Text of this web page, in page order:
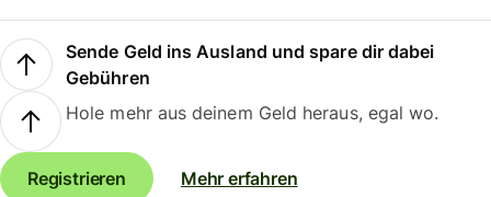
Sende Geld ins Ausland und spare dir dabei
Gebühren
Hole mehr aus deinem Geld heraus, egal wo.
Registrieren Mehr erfahren